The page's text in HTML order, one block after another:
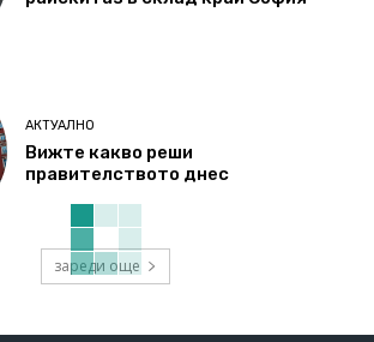
АКТУАЛНО
Вижте какво реши
правителството днес
зареди още